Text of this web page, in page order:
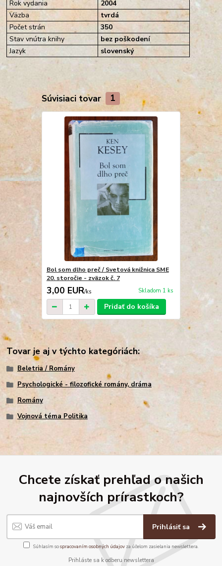
Rok vydania
2004
Väzba
tvrdá
Počet strán
350
Stav vnútra knihy
bez poškodení
Jazyk
slovenský
Súvisiaci tovar 1
Bol som dlho preč / Svetová knižnica SME
20. storočie - zväzok č. 7
3,00 EUR/ks Skladom 1 ks
Pridať do košíka
Tovar je aj v týchto kategóriách:
Beletria / Romány
Psychologické - filozofické romány, dráma
Romány
Vojnová téma Politika
Chcete získať prehľad o našich
najnovších prírastkoch?
Prihlásiť sa
Súhlasím sospracovaním osobných údajov za účelom zasielania newslettera.
Prihláste sa k odberu newslettera